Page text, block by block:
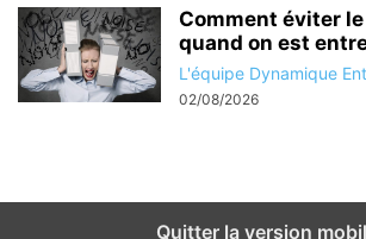
Comment éviter
quand on est
L'équipe Dynamique
02/08/2026
Quitter la version